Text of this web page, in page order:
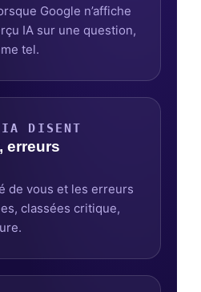
Google n’affiche
IA sur une question,
tel.
DISENT
erreurs
de vous et les erreurs
classées critique,